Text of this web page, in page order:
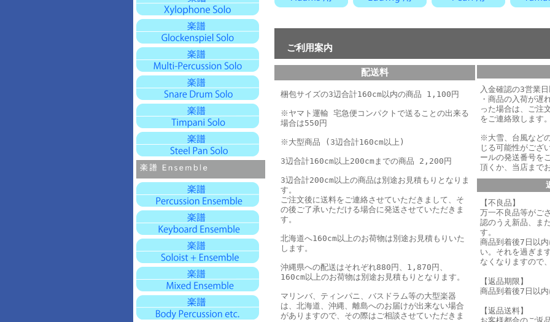
ご利用案内
配送料
梱包サイズの3辺合計160cm以内の商品 1,100円
※ヤマト運輸 宅急便コンパクトで送ることの出来る
場合は550円
※大型商品 (3辺合計160cm以上)
3辺合計160cm以上200cmまでの商品 2,200円
3辺合計200cm以上の商品は別途お見積もりとなりま
す。
ご注文後に送料をご連絡させていただきまして、そ
の後ご了承いただける場合に発送させていただきま
す。
北海道へ160cm以上のお荷物は別途お見積もりいた
します。
沖縄県への配送はそれぞれ880円、1,870円、
160cm以上のお荷物は別途お見積もりとなります。
マリンバ、ティンパニ、バスドラム等の大型楽器
は、北海道、沖縄、離島へのお届けが出来ない場合
がありますので、その際はご相談させていただきま
入金確認の3営業
・商品の入荷が遅
った場合は、 ご注
をご連絡致します
※大雪、台風など
じる可能性がござ
ールの発送番号を
頂くか、当店まで
【不良品】
万一不良品等がご
認のうえ新品、ま
す。
商品到着後7日以
い。それを過ぎま
なくなりますので
【返品期限】
商品到着後7日以
【返品送料】